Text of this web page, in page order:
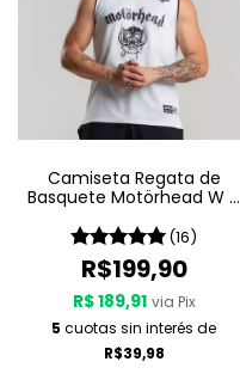
Camiseta Regata de
Basquete Motörhead W A
(16)
R$199,90
R$ 189,91 via Pix
5 cuotas sin interés de
R$39,98